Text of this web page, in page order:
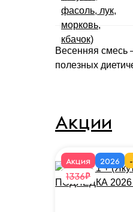
Весенняя смесь
полезных
Акции
Акция 2026
1336₽